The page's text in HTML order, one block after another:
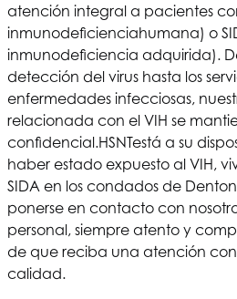
atención integral a pacientes
inmunodeficienciahumana) o
inmunodeficiencia adquirida).
detección del virus hasta los
enfermedades infecciosas,
relacionada con el VIH se
confidencial.HSNTestá a su
haber estado expuesto al VIH,
SIDA en los condados de
ponerse en contacto con
personal, siempre atento y
de que reciba una atención
calidad.